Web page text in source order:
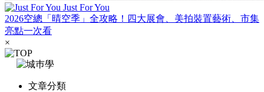
Just For You
2026空總「晴空季」全攻略！四大展會、美拍裝置藝術、市集
亮點一次看
×
文章分類